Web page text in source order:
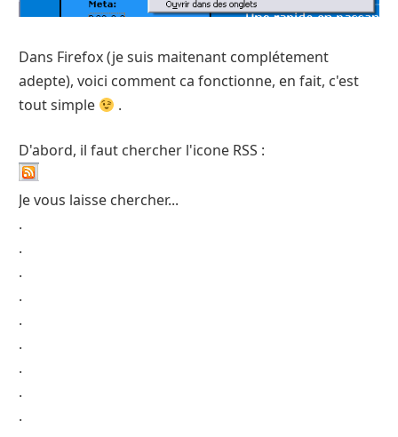
Dans Firefox (je suis maitenant complétement
adepte), voici comment ca fonctionne, en fait, c'est
tout simple
.
D'abord, il faut chercher l'icone RSS :
Je vous laisse chercher...
.
.
.
.
.
.
.
.
.